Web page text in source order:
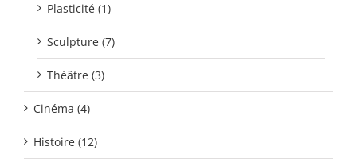
Plasticité (1)
Sculpture (7)
Théâtre (3)
Cinéma (4)
Histoire (12)